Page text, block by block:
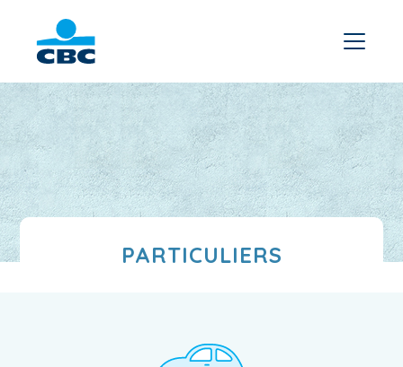
PARTICULIERS